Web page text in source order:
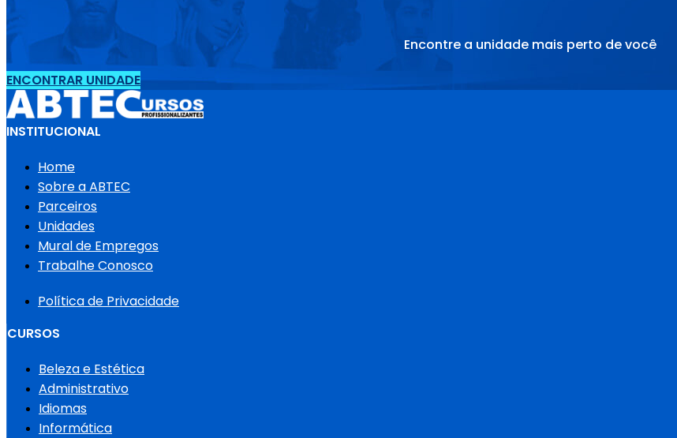
Encontre a unidade mais perto de você
ENCONTRAR UNIDADE
INSTITUCIONAL
Home
Sobre a ABTEC
Parceiros
Unidades
Mural de Empregos
Trabalhe Conosco
Política de Privacidade
CURSOS
Beleza e Estética
Administrativo
Idiomas
Informática